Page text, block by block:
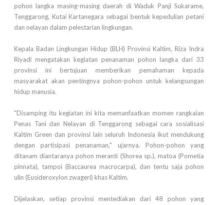
pohon langka masing-masing daerah di Waduk Panji Sukarame,
Tenggarong, Kutai Kartanegara sebagai bentuk kepedulian petani
dan nelayan dalam pelestarian lingkungan.
Kepala Badan Lingkungan Hidup (BLH) Provinsi Kaltim, Riza Indra
Riyadi mengatakan kegiatan penanaman pohon langka dari 33
provinsi ini bertujuan memberikan pemahaman kepada
masyarakat akan pentingnya pohon-pohon untuk kelangsungan
hidup manusia.
"Disamping itu kegiatan ini kita memanfaatkan momen rangkaian
Penas Tani dan Nelayan di Tenggarong sebagai cara sosialisasi
Kaltim Green dan provinsi lain seluruh Indonesia ikut mendukung
dengan partisipasi penanaman," ujarnya. Pohon-pohon yang
ditanam diantaranya pohon meranti (Shorea sp.), matoa (Pometia
pinnata), tampoi (Baccaurea macrocarpa), dan tentu saja pohon
ulin (Eusideroxylon zwageri) khas Kaltim.
Dijelaskan, setiap provinsi mentediakan dari 48 pohon yang